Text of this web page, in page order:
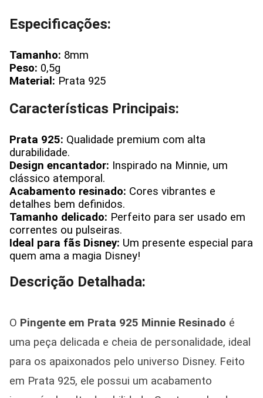
Especificações:
Tamanho: 8mm
Peso: 0,5g
Material: Prata 925
Características Principais:
Prata 925: Qualidade premium com alta
durabilidade.
Design encantador: Inspirado na Minnie, um
clássico atemporal.
Acabamento resinado: Cores vibrantes e
detalhes bem definidos.
Tamanho delicado: Perfeito para ser usado em
correntes ou pulseiras.
Ideal para fãs Disney: Um presente especial para
quem ama a magia Disney!
Descrição Detalhada:
O Pingente em Prata 925 Minnie Resinado é
uma peça delicada e cheia de personalidade, ideal
para os apaixonados pelo universo Disney. Feito
em Prata 925, ele possui um acabamento